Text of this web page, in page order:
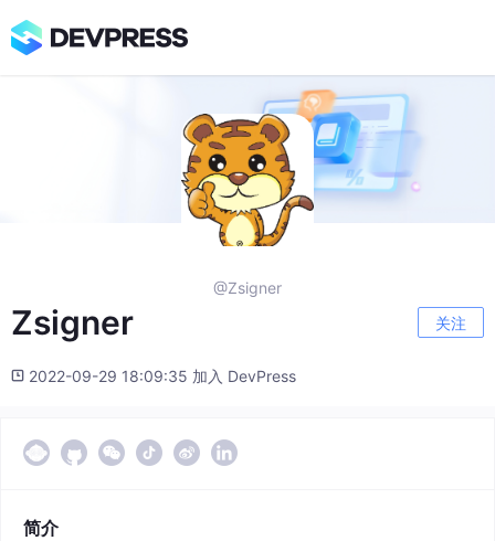
@Zsigner
Zsigner 关注
2022-09-29 18:09:35 加入 DevPress
简介